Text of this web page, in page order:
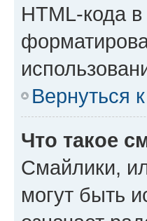
HTML-кода
Вернуться
Что такое
Смайлики,
могут быть